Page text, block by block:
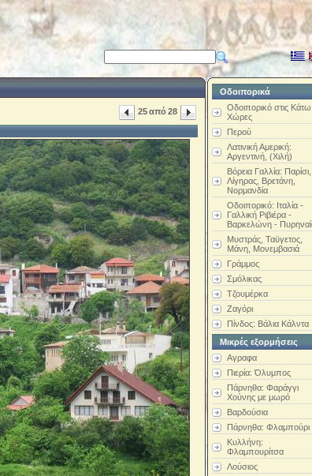
25από28
Οδοιπορικά
Οδοιπορικό στις Κάτω
Χώρες
Περού
Λατινική Αμερική:
Αργεντινή, (Χιλή)
Βόρεια Γαλλία: Παρίσι,
Λίγηρας, Βρετάνη,
Νορμανδία
Οδοιπορικό: Ιταλία -
Γαλλική Ριβιέρα -
Βαρκελώνη -
Μυστράς, Ταϋγετος,
Μάνη, Μονεμβασιά
Γράμμος
Σμόλικας
Τζουμέρκα
Ζαγόρι
Πίνδος: Βάλια Κάλντα
Μικρές εξορμήσεις
Αγραφα
Πιερία: Όλυμπος
Πάρνηθα: Φαράγγι
Χούνης με μωρό
Βαρδούσια
Πάρνηθα: Φλαμπούρι
Κυλλήνη:
Φλαμπουρίτσα
Λούσιος